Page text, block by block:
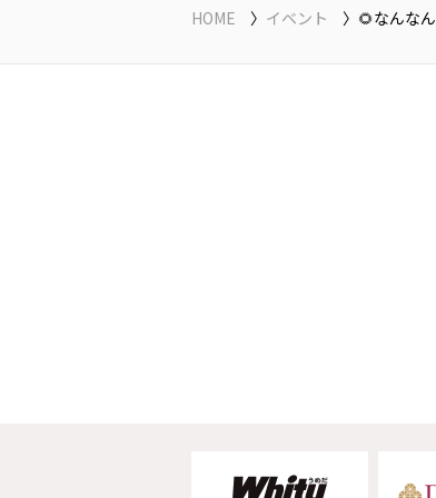
HOME イベント 🌻なんな